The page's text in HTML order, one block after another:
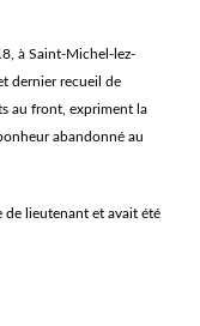
à Saint-Michel-lez-
dernier recueil de
au front, expriment la
abandonné au
de lieutenant et avait été